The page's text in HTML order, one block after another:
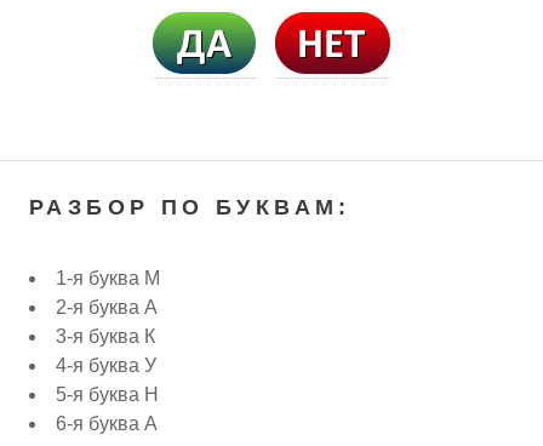
РАЗБОР ПО БУКВАМ:
1-я буква М
2-я буква А
3-я буква К
4-я буква У
5-я буква Н
6-я буква А